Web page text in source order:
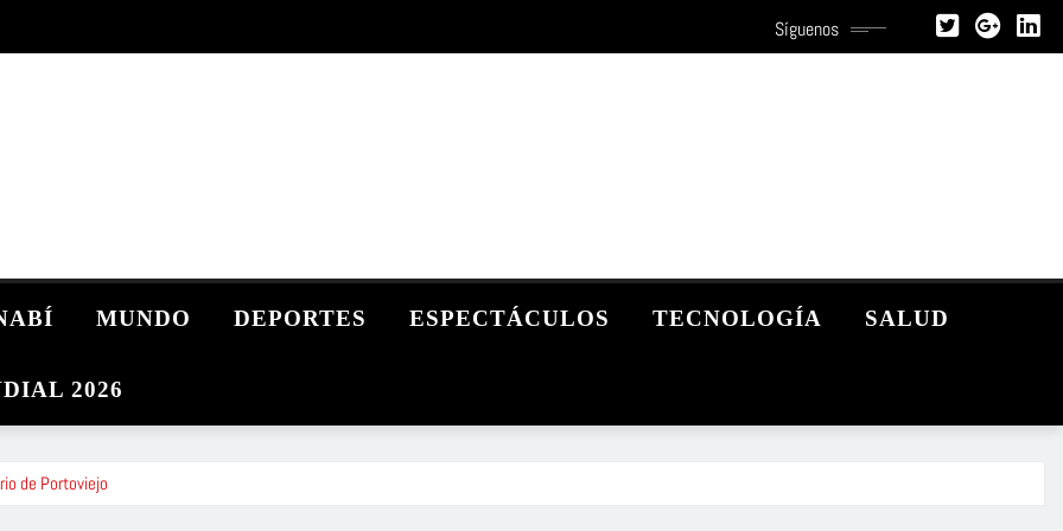
Síguenos
MUNDO DEPORTES ESPECTÁCULOS TECNOLOGÍA SALUD
2026
de Portoviejo